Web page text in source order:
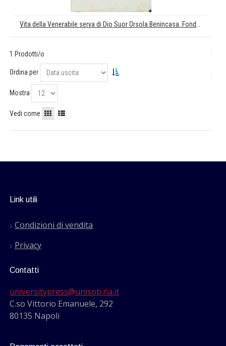
1 Prodotti/o
Ordina per
Mostra
Vedi come
Link utili
Condizioni di vendita
Privacy
Contatti
universitypress@unisob.na.it
C.so Vittorio Emanuele, 292
80135 Napoli